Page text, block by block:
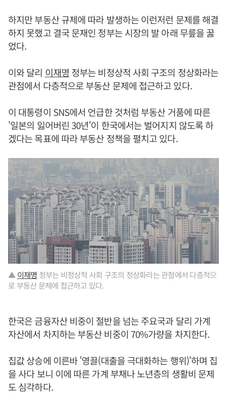
하지만 부동산 규제에 따라 발생하는 이런저런 문제를 해결
하지 못했고 결국 문재인 정부는 시장의 발 아래 무릎을 꿇
었다.
이와 달리 이재명 정부는 비정상적 사회 구조의 정상화라는
관점에서 다층적으로 부동산 문제에 접근하고 있다.
이 대통령이 SNS에서 언급한 것처럼 부동산 거품에 따른
'일본의 잃어버린 30년'이 한국에서는 벌어지지 않도록 하
겠다는 목표에 따라 부동산 정책을 펼치고 있다.
▲ 이재명 정부는 비정상적 사회 구조의 정상화라는 관점에서 다층적으
로 부동산 문제에 접근하고 있다.
한국은 금융자산 비중이 절반을 넘는 주요국과 달리 가계
자산에서 차지하는 부동산 비중이 70%가량을 차지한다.
집값 상승에 이른바 '영끌(대출을 극대화하는 행위)'하며 집
을 사다 보니 이에 따른 가계 부채나 노년층의 생활비 문제
도 심각하다.